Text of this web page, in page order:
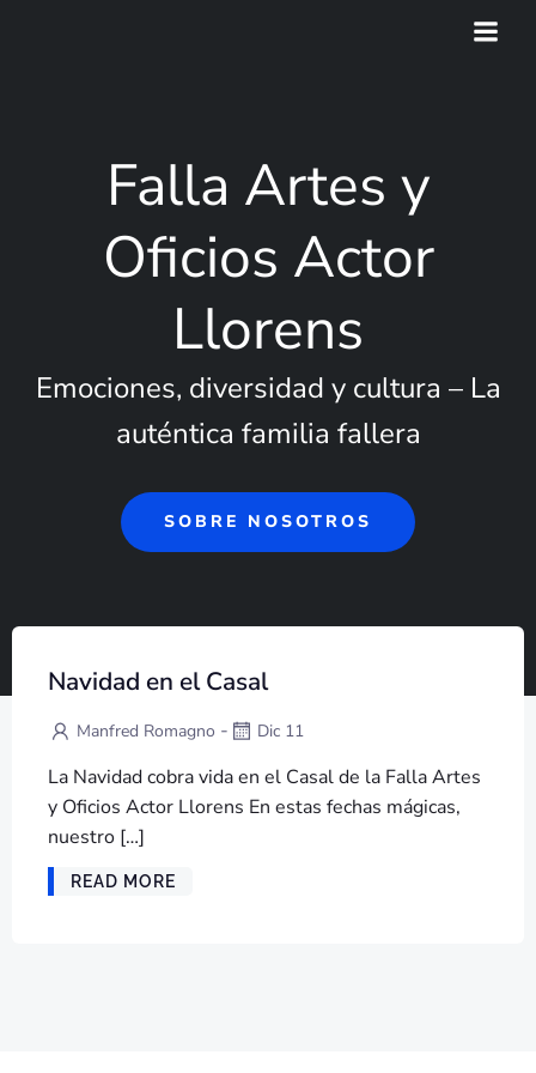
Falla Artes y
Oficios Actor
Llorens
Emociones, diversidad y cultura – La
auténtica familia fallera
SOBRE NOSOTROS
Navidad en el Casal
Manfred Romagno - Dic 11
La Navidad cobra vida en el Casal de la Falla Artes
y Oficios Actor Llorens En estas fechas mágicas,
nuestro […]
READ MORE